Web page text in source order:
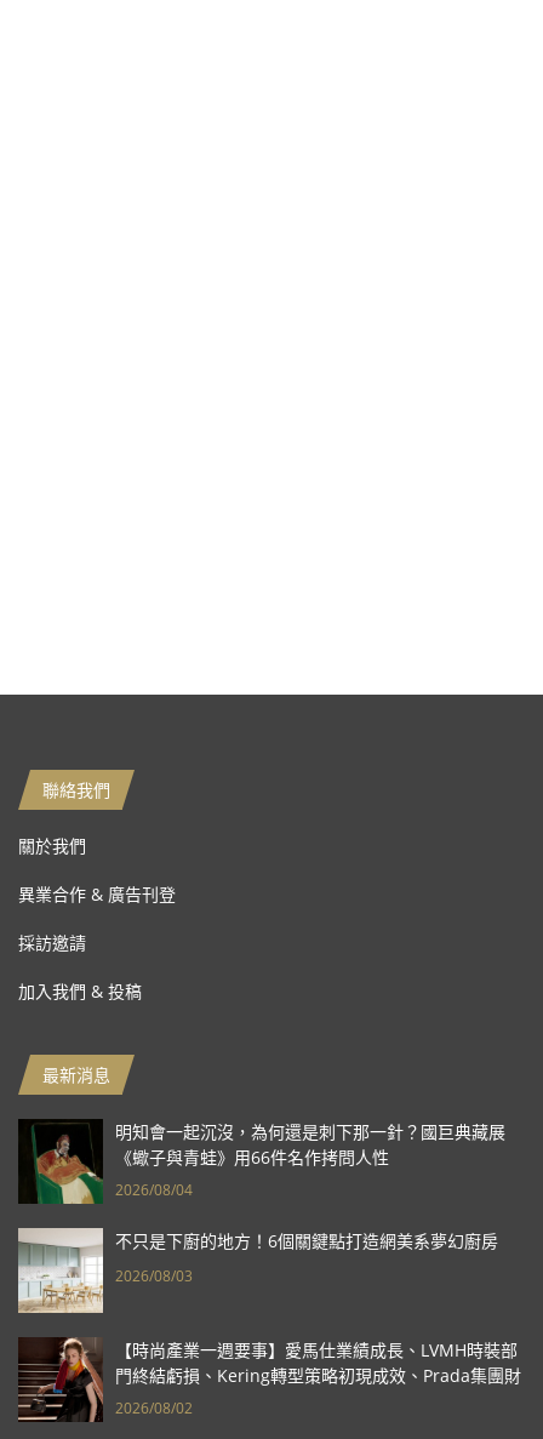
聯絡我們
關於我們
異業合作 & 廣告刊登
採訪邀請
加入我們 & 投稿
最新消息
明知會一起沉沒，為何還是刺下那一針？國巨典藏展
《蠍子與青蛙》用66件名作拷問人性
2026/08/04
不只是下廚的地方！6個關鍵點打造網美系夢幻廚房
2026/08/03
【時尚產業一週要事】愛馬仕業績成長、LVMH時裝部
門終結虧損、Kering轉型策略初現成效、Prada集團財
報亮眼
2026/08/02